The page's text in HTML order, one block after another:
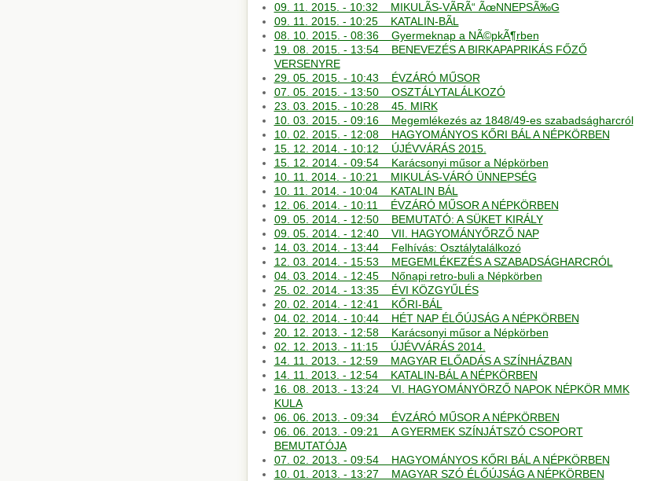
09. 11. 2015. - 10:32 MIKULÃS-VÃRÃ“ ÃœNNEPSÃ‰G
09. 11. 2015. - 10:25 KATALIN-BÃL
08. 10. 2015. - 08:36 Gyermeknap a NÃ©pkÃ¶rben
19. 08. 2015. - 13:54 BENEVEZÉS A BIRKAPAPRIKÁS FŐZŐ
VERSENYRE
29. 05. 2015. - 10:43 ÉVZÁRÓ MŰSOR
07. 05. 2015. - 13:50 OSZTÁLYTALÁLKOZÓ
23. 03. 2015. - 10:28 45. MIRK
10. 03. 2015. - 09:16 Megemlékezés az 1848/49-es szabadságharcról
10. 02. 2015. - 12:08 HAGYOMÁNYOS KŐRI BÁL A NÉPKÖRBEN
15. 12. 2014. - 10:12 ÚJÉVVÁRÁS 2015.
15. 12. 2014. - 09:54 Karácsonyi műsor a Népkörben
10. 11. 2014. - 10:21 MIKULÁS-VÁRÓ ÜNNEPSÉG
10. 11. 2014. - 10:04 KATALIN BÁL
12. 06. 2014. - 10:11 ÉVZÁRÓ MŰSOR A NÉPKÖRBEN
09. 05. 2014. - 12:50 BEMUTATÓ: A SÜKET KIRÁLY
09. 05. 2014. - 12:40 VII. HAGYOMÁNYŐRZŐ NAP
14. 03. 2014. - 13:44 Felhívás: Osztálytalálkozó
12. 03. 2014. - 15:53 MEGEMLÉKEZÉS A SZABADSÁGHARCRÓL
04. 03. 2014. - 12:45 Nőnapi retro-buli a Népkörben
25. 02. 2014. - 13:35 ÉVI KÖZGYŰLÉS
20. 02. 2014. - 12:41 KŐRI-BÁL
04. 02. 2014. - 10:44 HÉT NAP ÉLŐÚJSÁG A NÉPKÖRBEN
20. 12. 2013. - 12:58 Karácsonyi műsor a Népkörben
02. 12. 2013. - 11:15 ÚJÉVVÁRÁS 2014.
14. 11. 2013. - 12:59 MAGYAR ELŐADÁS A SZÍNHÁZBAN
14. 11. 2013. - 12:54 KATALIN-BÁL A NÉPKÖRBEN
16. 08. 2013. - 13:24 VI. HAGYOMÁNYÖRZŐ NAPOK NÉPKÖR MMK
KULA
06. 06. 2013. - 09:34 ÉVZÁRÓ MŰSOR A NÉPKÖRBEN
06. 06. 2013. - 09:21 A GYERMEK SZÍNJÁTSZÓ CSOPORT
BEMUTATÓJA
07. 02. 2013. - 09:54 HAGYOMÁNYOS KŐRI BÁL A NÉPKÖRBEN
10. 01. 2013. - 13:27 MAGYAR SZÓ ÉLŐÚJSÁG A NÉPKÖRBEN